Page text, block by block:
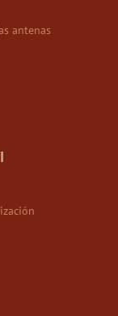
antenas